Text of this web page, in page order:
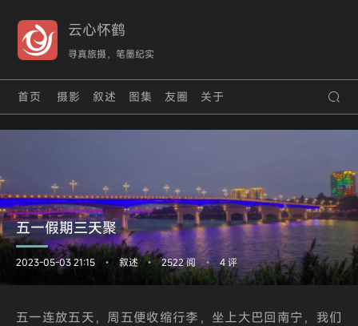
云心怀鹤
寻真旅摄，笔墨纪实
首页 摄影 叙述 图集 友圈 关于
五一假期三天聚
2023-05-03 21:15 • 叙述 • 2522 阅 • 4 评
五一连放五天，周五便收缩行李，坐上大巴回南宁，我们